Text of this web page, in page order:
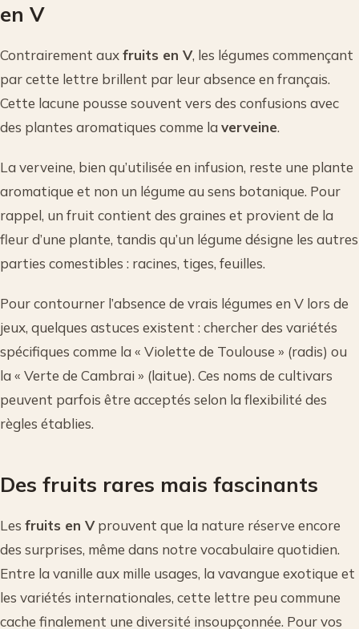
en V
Contrairement auxfruits en V, les légumes commençant
par cette lettre brillent par leur absence en français.
Cette lacune pousse souvent vers des confusions avec
des plantes aromatiques comme laverveine.
La verveine, bien qu’utilisée en infusion, reste une plante
aromatique et non un légume au sens botanique. Pour
rappel, un fruit contient des graines et provient de la
fleur d’une plante, tandis qu’un légume désigne les autres
parties comestibles : racines, tiges, feuilles.
Pour contourner l’absence de vrais légumes en V lors de
jeux, quelques astuces existent : chercher des variétés
spécifiques comme la « Violette de Toulouse » (radis) ou
la « Verte de Cambrai » (laitue). Ces noms de cultivars
peuvent parfois être acceptés selon la flexibilité des
règles établies.
Des fruits rares mais fascinants
Les fruits en Vprouvent que la nature réserve encore
des surprises, même dans notre vocabulaire quotidien.
Entre la vanille aux mille usages, la vavangue exotique et
les variétés internationales, cette lettre peu commune
cache finalement une diversité insoupçonnée. Pour vos